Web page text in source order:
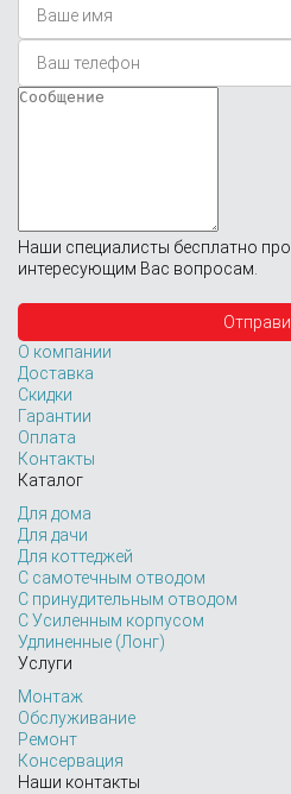
Наши специалисты бесплатно
интересующим Вас вопросам.
О компании
Доставка
Скидки
Гарантии
Оплата
Контакты
Каталог
Для дома
Для дачи
Для коттеджей
С самотечным отводом
С принудительным отводом
С Усиленным корпусом
Удлиненные (Лонг)
Услуги
Монтаж
Обслуживание
Ремонт
Консервация
Наши контакты